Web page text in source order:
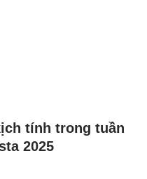
tính trong tuần
2025